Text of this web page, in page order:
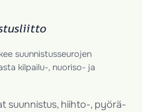
suunnistusseurojen
kilpailu-, nuoriso- ja
suunnistus, hiihto-, pyörä-